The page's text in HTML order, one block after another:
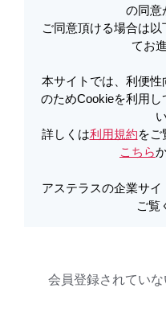
インフォームド・
レート集
素材集：強調文字 －画像
の同意
ご同意頂ける場合は
てお
本サイトでは、利便
のためCookieを利用
詳しくは利用規約をご
こちら
アステラスの企業サ
ご覧
会員登録されてい